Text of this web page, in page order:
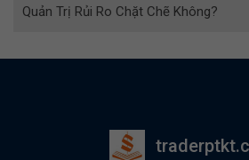
Quản Trị Rủi Ro Chặt Chẽ Không?